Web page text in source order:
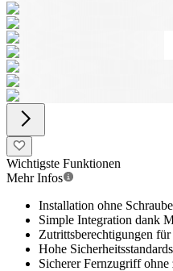
Wichtigste Funktionen
Mehr Infos
Installation ohne
Simple Integration dank
Zutrittsberechtigungen
Hohe
Sicherer Fernzugriff